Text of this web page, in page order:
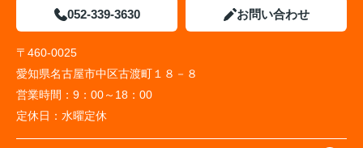
052-339-3630 お問い合わせ
〒460-0025
愛知県名古屋市中区古渡町１８－８
営業時間： 9：00～18：00
定休日： 水曜定休